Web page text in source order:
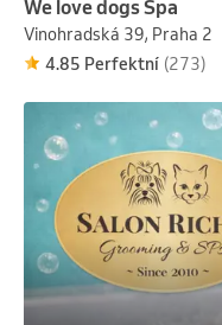
We love dogs Spa
Vinohradská 39, Praha 2
4.85 Perfektní (273)